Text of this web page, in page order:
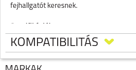
fejhallgatót keresnek.
· Típus:Bluetooth fejhallgató
· Modell:Nothing Headphone
KOMPATIBILITÁS